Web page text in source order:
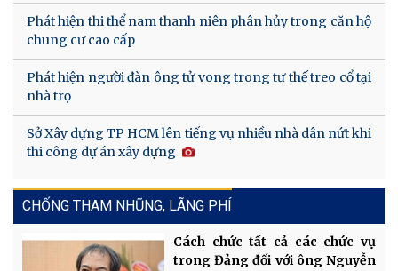
Phát hiện thi thể nam thanh niên phân hủy trong căn hộ
chung cư cao cấp
Phát hiện người đàn ông tử vong trong tư thế treo cổ tại
nhà trọ
Sở Xây dựng TP HCM lên tiếng vụ nhiều nhà dân nứt khi
thi công dự án xây dựng
CHỐNG THAM NHŨNG, LÃNG PHÍ
Cách chức tất cả các chức vụ
trong Đảng đối với ông Nguyễn